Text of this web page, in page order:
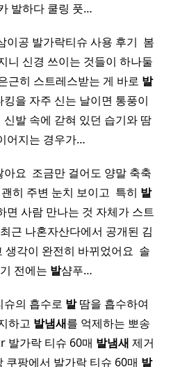
발하다 쿨링 풋…
이공 발가락티슈 사용 후기 ​ 봄
니 신경 쓰이는 것들이 하나둘
근히 스트레스받는 게 바로 발
을 자주 신는 날이면 통풍이
발 속에 갇혀 있던 습기와 땀
어지는 경우가…
아요 ​ 조금만 걸어도 양말 축축
히 주변 눈치 보이고 ​ 특히 발
면 사람 만나는 것 자체가 스트
근 나혼자산다에서 공개된 김
생각이 완전히 바뀌었어요 ​ 솔
전에는 발샴푸…
의 흡수로 발땀을 흡수하여
하고 발냄새를 억제하는 뽀송
발가락 티슈 60매 발냄새 제거
팡에서 발가락 티슈 60매 발